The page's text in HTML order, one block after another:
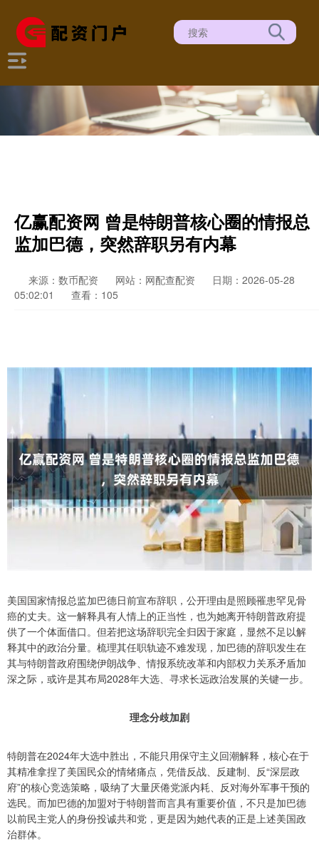
亿赢配资网 曾是特朗普核心圈的情报总
监加巴德，突然辞职另有内幕
来源：数币配资 网站：网配查配资
日期：2026-05-28
05:02:01
查看：105
美国国家情报总监加巴德日前宣布辞职，公开理由是照顾罹患罕见骨
癌的丈夫。这一解释具有人情上的正当性，也为她离开特朗普政府提
供了一个体面借口。但若把这场辞职完全归因于家庭，显然不足以解
释其中的政治分量。梳理其任职轨迹不难发现，加巴德的辞职发生在
其与特朗普政府围绕伊朗战争、情报系统改革和内部权力关系矛盾加
深之际，或许是其布局2028年大选、寻求长远政治发展的关键一步。
理念分歧加剧
特朗普在2024年大选中胜出，不能只用保守主义回潮解释，核心在于
其精准拿捏了美国民众的情绪痛点，凭借反战、反建制、反“深层政
府”的核心竞选策略，吸纳了大量厌倦党派内耗、反对海外军事干预的
选民。而加巴德的加盟对于特朗普而言具有重要价值，不只是加巴德
以前民主党人的身份投诚共和党，更是因为她代表的正是上述美国政
治群体。